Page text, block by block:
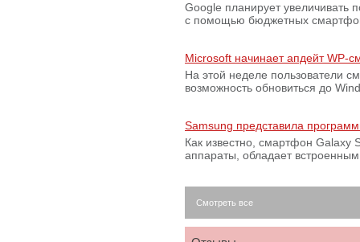
Google планирует увеличивать
с помощью бюджетных
Microsoft начинает апдейт WP-
На этой неделе пользователи
возможность обновиться до
Samsung представила
Как известно, смартфон Galaxy
аппараты, обладает
Смотреть все